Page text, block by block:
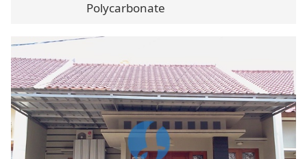
Polycarbonate